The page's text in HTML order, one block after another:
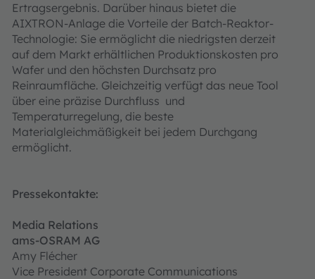
Ertragsergebnis. Darüber hinaus bietet die
AIXTRON-Anlage die Vorteile der Batch-Reaktor-
Technologie: Sie ermöglicht die niedrigsten derzeit
auf dem Markt erhältlichen Produktionskosten pro
Wafer und den höchsten Durchsatz pro
Reinraumfläche. Gleichzeitig verfügt das neue Tool
über eine präzise Durchfluss und
Temperaturregelung, die beste
Materialgleichmäßigkeit bei jedem Durchgang
ermöglicht.
Pressekontakte:
Media Relations
ams-OSRAM AG
Amy Flécher
Vice President Corporate Communications